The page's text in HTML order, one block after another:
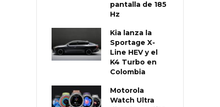
pantalla de 185
Hz
Kia lanza la
Sportage X-
Line HEV y el
K4 Turbo en
Colombia
Motorola
Watch Ultra